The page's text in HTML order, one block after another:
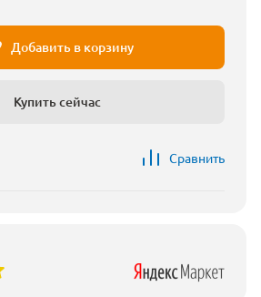
Добавить в корзину
Купить сейчас
Сравнить